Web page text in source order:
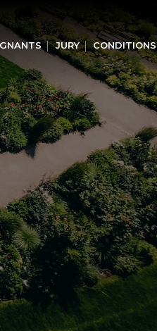
JURY CONDITIONS